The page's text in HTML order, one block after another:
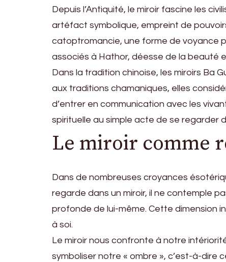
Depuis l’Antiquité, le miroir fascine les
artéfact symbolique, empreint de
catoptromancie, une forme de voyance
associés à Hathor, déesse de la beauté
Dans la tradition chinoise, les miroirs Ba
aux traditions chamaniques, elles
d’entrer en communication avec les
spirituelle au simple acte de se regarder
Le miroir comme
Dans de nombreuses croyances
regarde dans un miroir, il ne contemple
profonde de lui-même. Cette dimension
à soi.
Le miroir nous confronte à notre
symboliser notre « ombre », c’est-à-